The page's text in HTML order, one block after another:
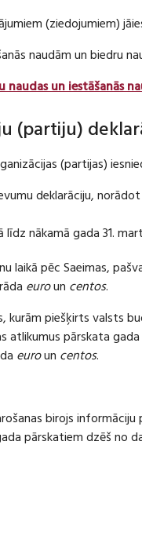
(ziedojumiem)
naudām un biedru
un iestāšanās
(partiju)
(partijas)
deklarāciju,
nākamā gada 31.
laikā pēc Saeimas,
euroun centos.
kurām piešķirts valsts
pārskata
euroun centos.
birojs
pārskatiem dzēš no